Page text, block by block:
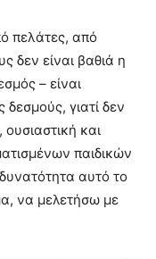
πελάτες, από
δεν είναι βαθιά η
– είναι
γιατί δεν
και
παιδικών
αυτό το
να μελετήσω με